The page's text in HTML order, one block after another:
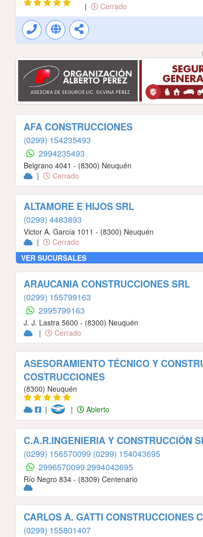
| Cerrado
AFA CONSTRUCCIONES
(0299) 154235493
2994235493
Belgrano 4041 - (8300) Neuquén
|
Cerrado
ALTAMORE E HIJOS SRL
(0299) 4483893
Victor A. García 1011 - (8300) Neuquén
|
Cerrado
VER SUCURSALES
ARAUCANIA CONSTRUCCIONES SRL
(0299) 155799163
2995799163
J. J. Lastra 5600 - (8300) Neuquén
|
Cerrado
ASESORAMIENTO TÉCNICO Y
COSTRUCCIONES
(8300) Neuquén
|
| Abierto
C.A.R.INGENIERIA Y CONSTRUCCIÓN
(0299) 156570099 (0299) 154043695
2996570099 2994043695
Río Negro 834 - (8309) Centenario
CARLOS A. GATTI CONSTRUCCIONES
(0299) 155801407